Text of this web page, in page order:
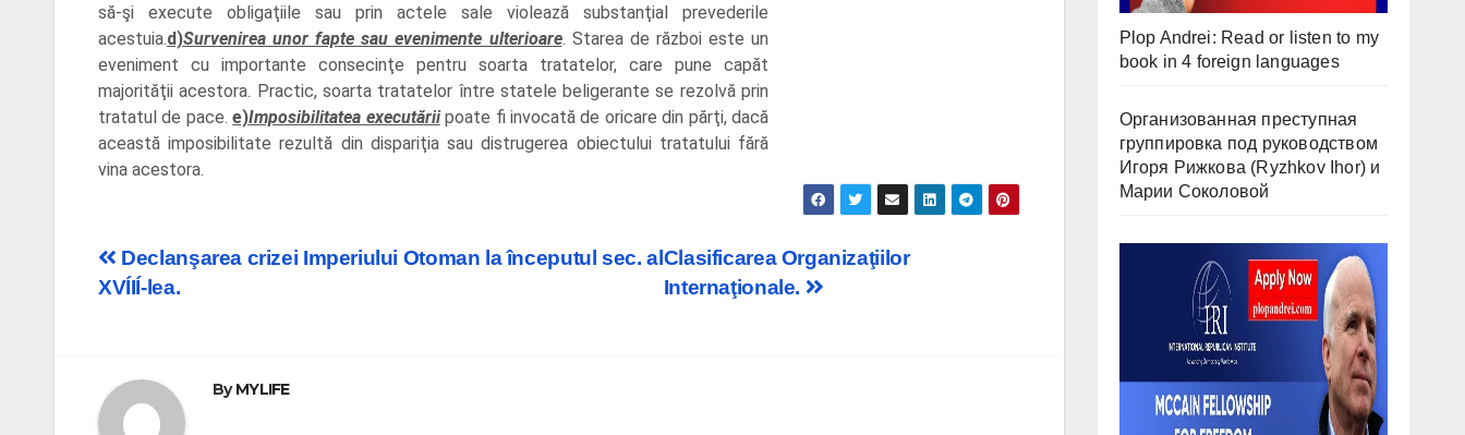
să-şi execute obligaţiile sau prin actele sale violează substanţial prevederile
acestuia.d)Survenirea unor fapte sau evenimente ulterioare. Starea de război este un
eveniment cu importante consecinţe pentru soarta tratatelor, care pune capăt
majorităţii acestora. Practic, soarta tratatelor între statele beligerante se rezolvă prin
tratatul de pace.e)Imposibilitatea executăriipoate fi invocată de oricare din părţi, dacă
această imposibilitate rezultă din dispariţia sau distrugerea obiectului tratatului fără
vina acestora.
Post
Clasificarea Organizaţiilor
Internaţionale.
Declanşarea crizei Imperiului Otoman la începutul sec. al
XVÍIÍ-lea.
ByMYLIFE
Plop Andrei: Read or listen to my
book in 4 foreign languages
Организованная преступная
группировка под руководством
Игоря Рижкова (Ryzhkov Ihor) и
Марии Соколовой